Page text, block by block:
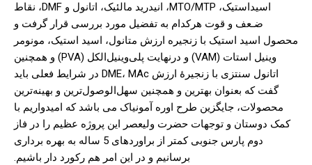
اسید‌استیک، MTO/MTP، انیدرید مالئیک، اتانول و DMF، نقاط
ضـعف و قوت هرکدام به تفضیل مورد بررسی قرار گرفت و
محصول اسید استیک با زنجیره ارزش متانول، اسید استیک، مونومر
وینیل استات (VAM) و درنهایت پلی‌وینیل‌الکل (PVA) و همچنین
اتانول سنتزی با زنجیرۀ ارزش DME، MAc در شرایط فعلی باید
گفت که بعنوان بهترین و همچنین سهل‌الوصول‌ترین و بهینه‌ترین
محصولات، جایگزین طرح اوره آمونیاک می باشد که امیدواریم با
کمک دوستان و توجهات حضرت ولیعصر این پروژه عظیم را در فاز
دوم پارس جنوبی کمتر از براوردهای 5 ساله به بهره برداری
برسانیم و در این امر هم رکورد دار باشیم.